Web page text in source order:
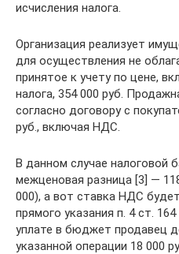
исчисления налога.
Организация реализует
для осуществления не
принятое к учету по цене,
налога, 354 000 руб.
согласно договору с
руб., включая НДС.
В данном случае налоговой
межценовая разница [3] —
000), а вот ставка НДС
прямого указания п. 4 ст.
уплате в бюджет продавец
указанной операции 18 000